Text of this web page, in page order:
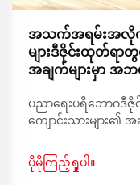
အသက်အရမ်းအလိုက် က
များဒီဇိုင်းထုတ်ရ
အချက်များမှာ အ
ပညာရေးပရိဘောဂဒီဇို
ကျောင်းသားများ၏
တီထွင်ခြင်းမှသည် အက
ခြင်းအထိ ဖြစ်ပါသည်။
ပိုမိုကြည့်ရှုပါ။